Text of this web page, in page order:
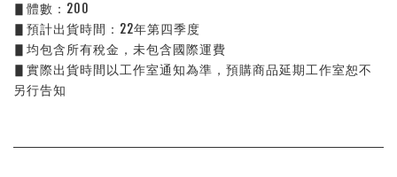
▋體數：200
▋預計出貨時間：22年第四季度
▋均包含所有稅金，未包含國際運費
▋實際出貨時間以工作室通知為準，預購商品延期工作室恕不
另行告知